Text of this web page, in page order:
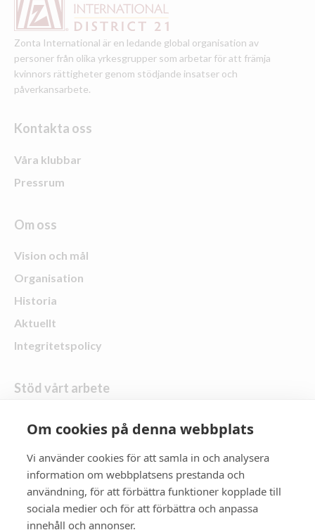
Zonta International är en ledande global organisation av
personer från olika yrkesgrupper som arbetar för att främja
kvinnors rättigheter genom stödjande insatser och
påverkansarbete.
Kontakta oss
Våra klubbar
Pressrum
Om oss
Vision och mål
Organisation
Historia
Aktuellt
Integritetspolicy
Stöd vårt arbete
Skänk en gåva
Följ oss
Zonta Distrikt 21
Zonta International
Om cookies på denna webbplats
Vi använder cookies för att samla in och analysera
information om webbplatsens prestanda och
användning, för att förbättra funktioner kopplade till
sociala medier och för att förbättra och anpassa
innehåll och annonser.